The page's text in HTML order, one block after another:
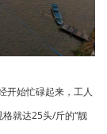
开始忙碌起来，工人
就达25头/斤的“靓